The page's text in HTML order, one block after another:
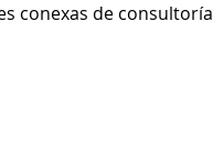
conexas de consultoría